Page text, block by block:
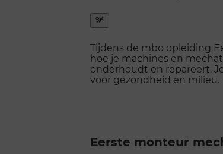
Snel
naar
menu
openen
Tijdens de mbo opleiding
hoe je machines en
onderhoudt en repareert.
voor gezondheid en milieu.
Eerste monteur